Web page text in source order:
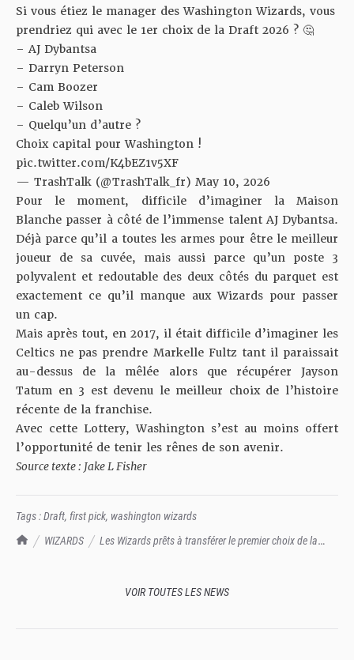
TrashTalk Actu NBA
WIZARDS
Les Wizards prêts à transférer le premier choix de la
Si vous étiez le manager des Washington Wizards, vous
prendriez qui avec le 1er choix de la Draft 2026 ? 🤔
– AJ Dybantsa
– Darryn Peterson
– Cam Boozer
– Caleb Wilson
– Quelqu’un d’autre ?
Choix capital pour Washington !
pic.twitter.com/K4bEZ1v5XF
— TrashTalk (@TrashTalk_fr) May 10, 2026
Pour le moment, difficile d’imaginer la Maison
Blanche passer à côté de l’immense talent AJ Dybantsa.
Déjà parce qu’il a toutes les armes pour être le meilleur
joueur de sa cuvée, mais aussi parce qu’un poste 3
polyvalent et redoutable des deux côtés du parquet est
exactement ce qu’il manque aux Wizards pour passer
un cap.
Mais après tout, en 2017, il était difficile d’imaginer les
Celtics ne pas prendre Markelle Fultz tant il paraissait
au-dessus de la mêlée alors que récupérer Jayson
Tatum en 3 est devenu le meilleur choix de l’histoire
récente de la franchise.
Avec cette Lottery, Washington s’est au moins offert
l’opportunité de tenir les rênes de son avenir.
Source texte : Jake L Fisher
Tags :Draft, first pick, washington wizards
VOIR TOUTES LES NEWS